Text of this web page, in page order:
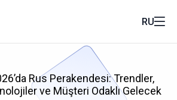
RU
Rus Perakendesi: Trendler,
ve Müşteri Odaklı Gelecek